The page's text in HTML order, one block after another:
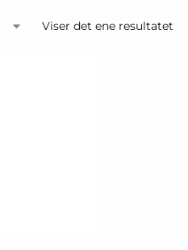
Viser det ene resultatet